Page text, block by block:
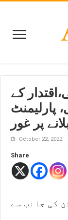
کے
پارلیمنٹ
پر غور
October 22, 2022
Share
کی جانب سے